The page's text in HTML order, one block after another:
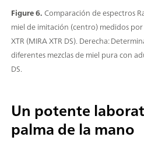
Figure 6.Comparación de espectros
miel de imitación (centro) medidos por
XTR (MIRA XTR DS). Derecha:
diferentes mezclas de miel pura con
DS.
Un potente
palma de la mano